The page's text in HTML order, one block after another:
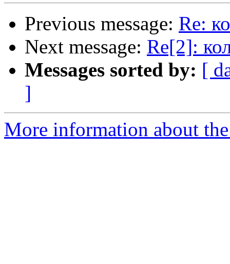
Previous message: Re:
Next message: Re[2]:
Messages sorted by: [
]
More information about